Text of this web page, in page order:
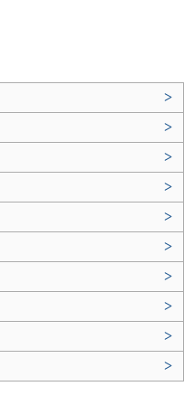
>
>
>
>
>
>
>
>
>
>